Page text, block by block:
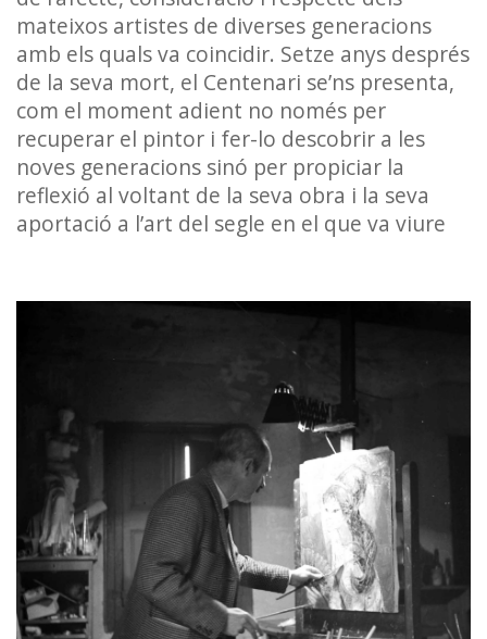
mateixos artistes de diverses generacions
amb els quals va coincidir. Setze anys després
de la seva mort, el Centenari se’ns presenta,
com el moment adient no només per
recuperar el pintor i fer-lo descobrir a les
noves generacions sinó per propiciar la
reflexió al voltant de la seva obra i la seva
aportació a l’art del segle en el que va viure